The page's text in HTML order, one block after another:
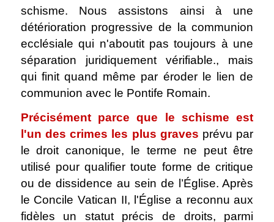
schisme. Nous assistons ainsi à une
détérioration progressive de la communion
ecclésiale qui n'aboutit pas toujours à une
séparation juridiquement vérifiable., mais
qui finit quand même par éroder le lien de
communion avec le Pontife Romain.
Précisément parce que le schisme est
l'un des crimes les plus graves prévu par
le droit canonique, le terme ne peut être
utilisé pour qualifier toute forme de critique
ou de dissidence au sein de l’Église. Après
le Concile Vatican II, l'Église a reconnu aux
fidèles un statut précis de droits, parmi